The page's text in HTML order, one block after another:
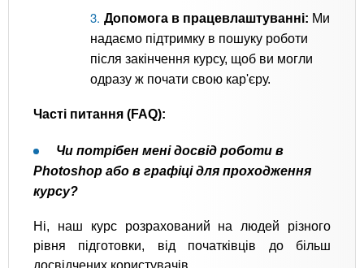
Допомога в працевлаштуванні: Ми
надаємо підтримку в пошуку роботи
після закінчення курсу, щоб ви могли
одразу ж почати свою кар'єру.
Часті питання (FAQ):
Чи потрібен мені досвід роботи в
Photoshop або в графіці для проходження
курсу?
Ні, наш курс розрахований на людей різного
рівня підготовки, від початківців до більш
досвідчених користувачів.